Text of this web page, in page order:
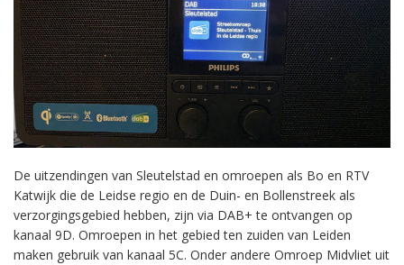
De uitzendingen van Sleutelstad en omroepen als Bo en RTV
Katwijk die de Leidse regio en de Duin- en Bollenstreek als
verzorgingsgebied hebben, zijn via DAB+ te ontvangen op
kanaal 9D. Omroepen in het gebied ten zuiden van Leiden
maken gebruik van kanaal 5C. Onder andere Omroep Midvliet uit